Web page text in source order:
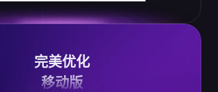
完美优化
移动版